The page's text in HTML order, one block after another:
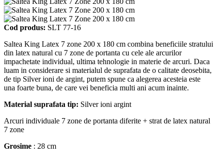
Cod produs: SLT 77-16
Saltea King Latex 7 zone 200 x 180 cm combina beneficiile stratului
din latex natural cu 7 zone de portanta cu cele ale arcurilor
impachetate individual, ultima tehnologie in materie de arcuri. Daca
luam in considerare si materialul de suprafata de o calitate deosebita,
de tip Silver ioni de argint, putem spune ca alegerea acesteia este
una foarte buna, de care vei beneficia multi ani acum inainte.
Material suprafata tip: Silver ioni argint
Arcuri individuale 7 zone de portanta diferite + strat de latex natural
7 zone
Grosime : 28 cm